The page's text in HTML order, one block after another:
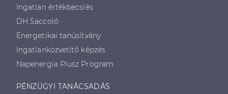
Ingatlan értékbecslés
DH Saccoló
Energetikai tanúsítvány
Ingatlanközvetítő képzés
Napenergia Plusz Program
PÉNZÜGYI TANÁCSADÁS